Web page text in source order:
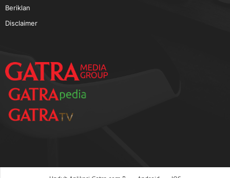
TERPOPULER